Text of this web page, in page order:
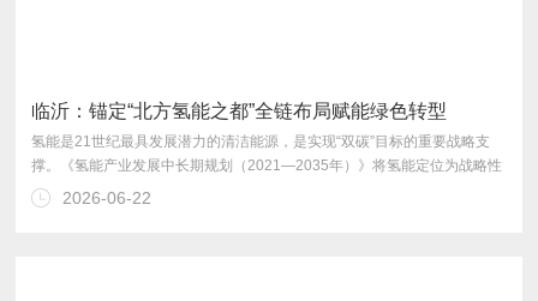
临沂：锚定“北方氢能之都”全链布局赋能绿色转型
2026-06-22